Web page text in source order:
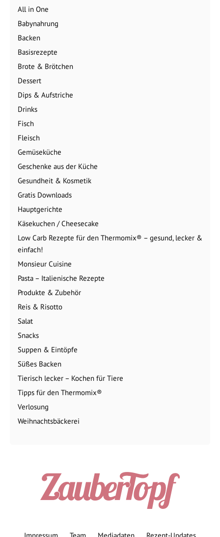
All in One
Babynahrung
Backen
Basisrezepte
Brote & Brötchen
Dessert
Dips & Aufstriche
Drinks
Fisch
Fleisch
Gemüseküche
Geschenke aus der Küche
Gesundheit & Kosmetik
Gratis Downloads
Hauptgerichte
Käsekuchen / Cheesecake
Low Carb Rezepte für den Thermomix® – gesund, lecker &
einfach!
Monsieur Cuisine
Pasta – Italienische Rezepte
Produkte & Zubehör
Reis & Risotto
Salat
Snacks
Suppen & Eintöpfe
Süßes Backen
Tierisch lecker – Kochen für Tiere
Tipps für den Thermomix®
Verlosung
Weihnachtsbäckerei